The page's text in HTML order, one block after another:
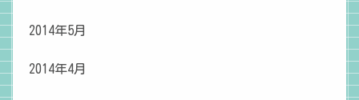
2014年5月
2014年4月